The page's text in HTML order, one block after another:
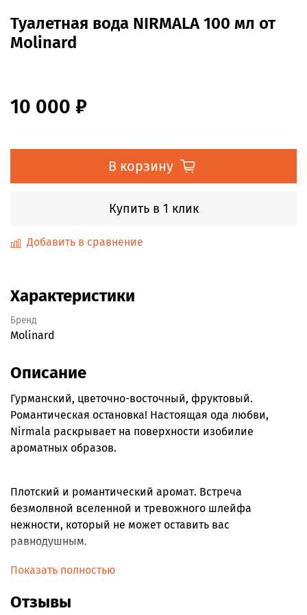
Туалетная вода NIRMALA 100 мл от
Molinard
10 000 ₽
В корзину
Купить в 1 клик
Добавить в сравнение
Характеристики
Бренд
Molinard
Описание
Гурманский, цветочно-восточный, фруктовый.
Романтическая остановка! Настоящая ода любви,
Nirmala раскрывает на поверхности изобилие
ароматных образов.
Плотский и романтический аромат. Встреча
безмолвной вселенной и тревожного шлейфа
нежности, который не может оставить вас
равнодушным.
Чарующая туалетная вода переносит в страну богов, в
Легендарная богиня Нирмала возрождается как дар,
Показать полностью
Отзывы